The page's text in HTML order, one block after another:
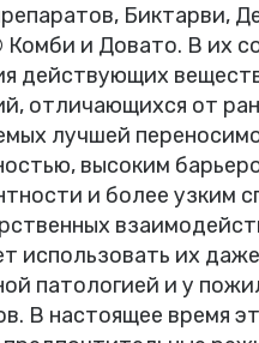
Биктарви,
и Довато. В их
действующих
отличающихся от
лучшей
высоким
и более узким
использовать их
патологией и у
В настоящее время